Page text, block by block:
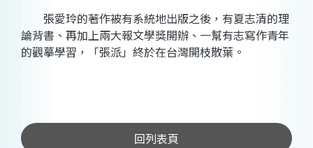
張愛玲的著作被有系統地出版之後，有夏志清的理
論背書、再加上兩大報文學獎開辦、一幫有志寫作青年
的觀摹學習，「張派」終於在台灣開枝散葉。
回列表頁